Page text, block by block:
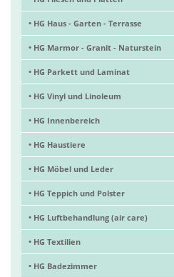
• HG Haus - Garten - Terrasse
• HG Marmor - Granit - Naturstein
• HG Parkett und Laminat
• HG Vinyl und Linoleum
• HG Innenbereich
• HG Haustiere
• HG Möbel und Leder
• HG Teppich und Polster
• HG Luftbehandlung (air care)
• HG Textilien
• HG Badezimmer